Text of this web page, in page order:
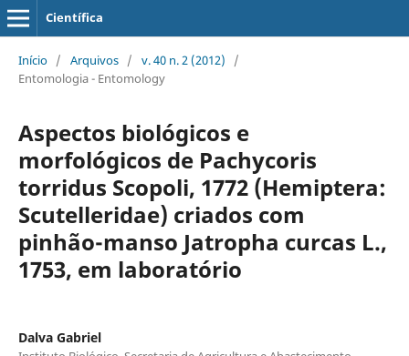
Científica
Início / Arquivos / v. 40 n. 2 (2012)
/
Entomologia - Entomology
Aspectos biológicos e
morfológicos de Pachycoris
torridus Scopoli, 1772 (Hemiptera:
Scutelleridae) criados com
pinhão-manso Jatropha curcas L.,
1753, em laboratório
Dalva Gabriel